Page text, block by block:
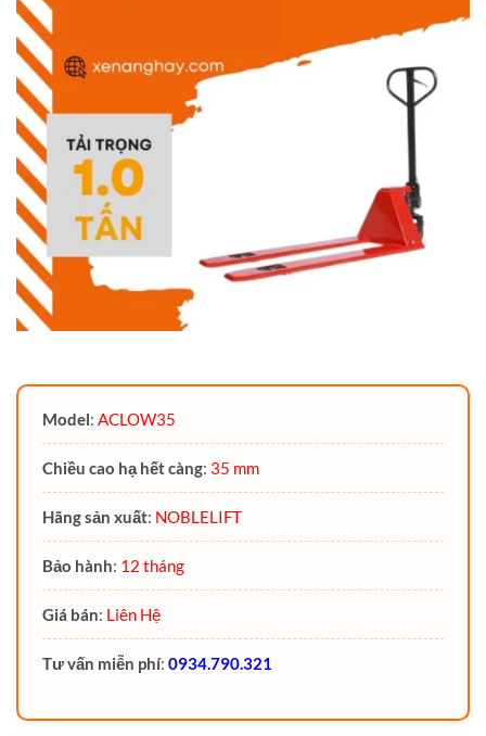
Model: ACLOW35
Chiều cao hạ hết càng: 35 mm
Hãng sản xuất: NOBLELIFT
Bảo hành: 12 tháng
Giá bán: Liên Hệ
Tư vấn miễn phí: 0934.790.321